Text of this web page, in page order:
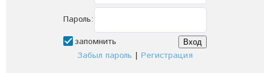
Пароль:
запомнить
Забыл пароль | Регистрация